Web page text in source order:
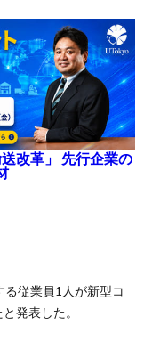
改革」 先行企業の
従業員1人が新型コ
発表した。